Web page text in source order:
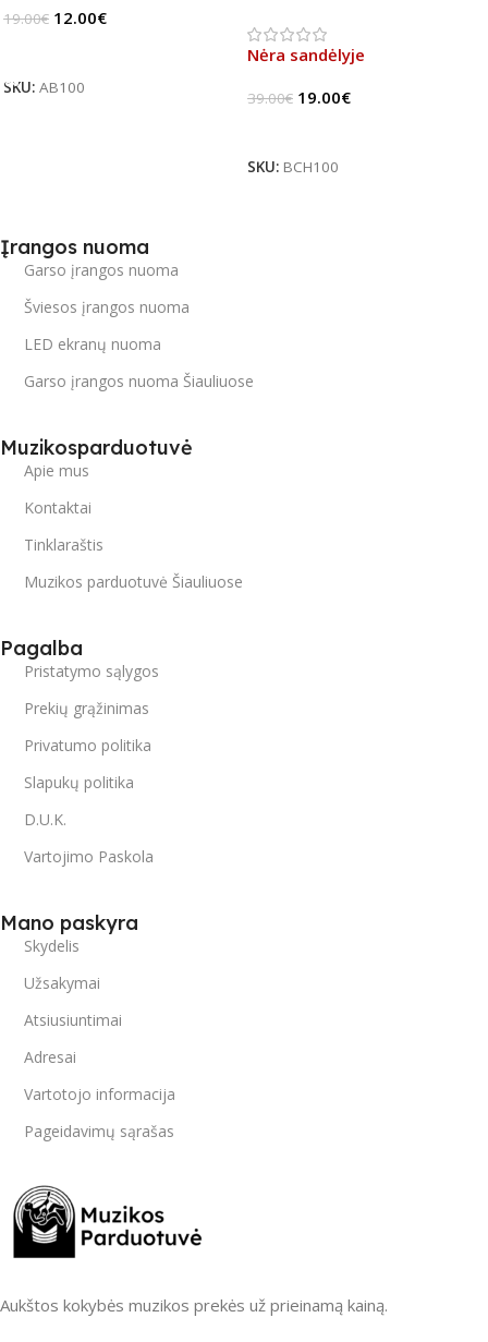
19.00€ 12.00€
SKU: AB100
Nėra sandėlyje
39.00€ 19.00€
SKU: BCH100
Įrangos nuoma
Garso įrangos nuoma
Šviesos įrangos nuoma
LED ekranų nuoma
Garso įrangos nuoma Šiauliuose
Muzikosparduotuvė
Apie mus
Kontaktai
Tinklaraštis
Muzikos parduotuvė Šiauliuose
Pagalba
Pristatymo sąlygos
Prekių grąžinimas
Privatumo politika
Slapukų politika
D.U.K.
Vartojimo Paskola
Mano paskyra
Skydelis
Užsakymai
Atsiusiuntimai
Adresai
Vartotojo informacija
Pageidavimų sąrašas
Aukštos kokybės muzikos prekės už prieinamą kainą.